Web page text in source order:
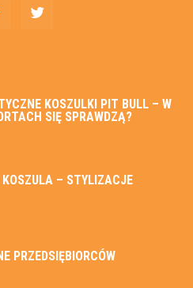
KOSZULKI PIT BULL – W
SIĘ SPRAWDZĄ?
KOSZULA – STYLIZACJE
PRZEDSIĘBIORCÓW